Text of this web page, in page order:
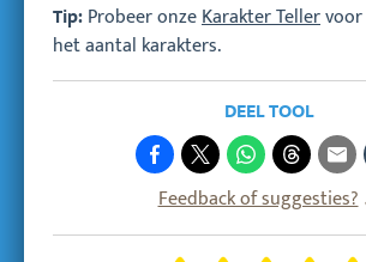
Tip: Probeer onzeKarakter Teller
het aantal karakters.
DEEL TOOL
Feedback of suggesties?